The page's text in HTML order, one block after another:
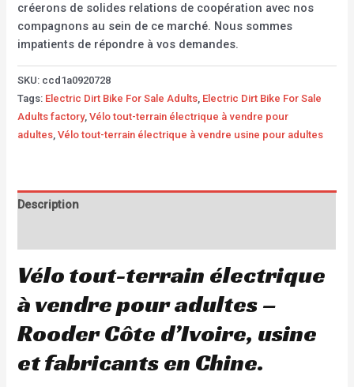
créerons de solides relations de coopération avec nos
compagnons au sein de ce marché. Nous sommes
impatients de répondre à vos demandes.
SKU: ccd1a0920728
Tags: Electric Dirt Bike For Sale Adults, Electric Dirt Bike For Sale
Adults factory,Vélo tout-terrain électrique à vendre pour
adultes,Vélo tout-terrain électrique à vendre usine pour adultes
Description
Vélo tout-terrain électrique
à vendre pour adultes –
Rooder Côte d’Ivoire, usine
et fabricants en Chine.